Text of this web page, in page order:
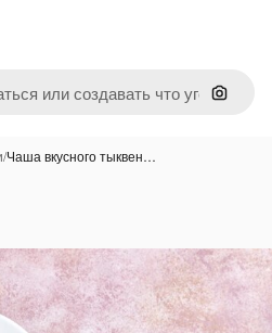
Поиск
/Чаша вкусного тыквен…